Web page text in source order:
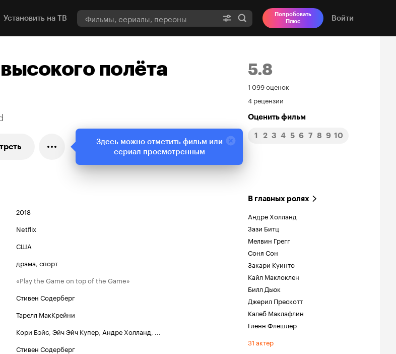
Установить на ТВ
Попробовать
Плюс
Войти
полёта
5.8
Рейтинг
Кинопоиска
5.8
1 099 оценок
4 рецензии
Оценить фильм
1 2 3 4 5 6 7 8 9 10
2018
Netflix
США
драма, спорт
«Play the Game on top of the Game»
Стивен Содерберг
Тарелл МакКрейни
Кори Бэйс, Эйч Эйч Купер, Андре Холланд, ...
Стивен Содерберг
В главных ролях
Андре Холланд
Зази Битц
Мелвин Грегг
Соня Сон
Закари Куинто
Кайл Маклоклен
Билл Дьюк
Джерил Прескотт
Калеб Маклафлин
Гленн Флешлер
31 актер
Здесь можно отметить фильм или
сериал просмотренным